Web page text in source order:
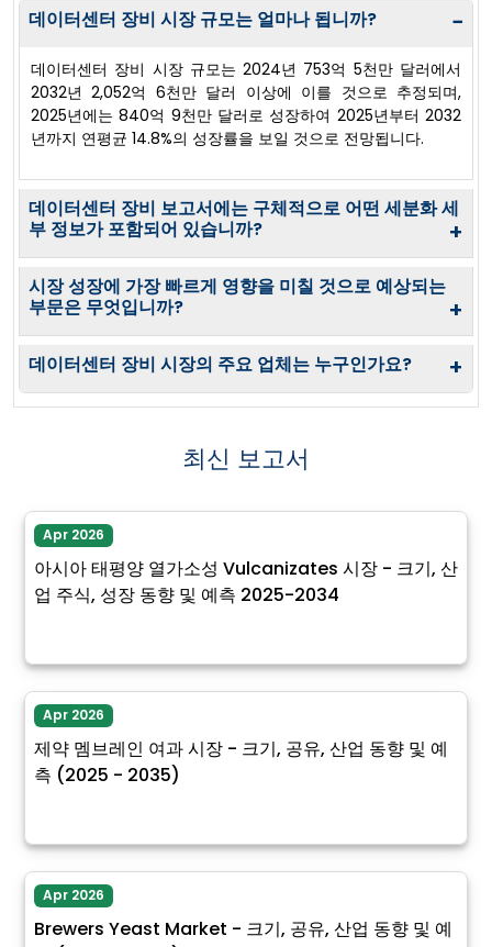
데이터센터 장비 시장 규모는 얼마나 됩니까? −
데이터센터 장비 시장 규모는 2024년 753억 5천만 달러에서
2032년 2,052억 6천만 달러 이상에 이를 것으로 추정되며,
2025년에는 840억 9천만 달러로 성장하여 2025년부터 2032
년까지 연평균 14.8%의 성장률을 보일 것으로 전망됩니다.
데이터센터 장비 보고서에는 구체적으로 어떤 세분화 세
부 정보가 포함되어 있습니까?
+
시장 성장에 가장 빠르게 영향을 미칠 것으로 예상되는
부문은 무엇입니까?
+
데이터센터 장비 시장의 주요 업체는 누구인가요? +
최신 보고서
Apr 2026
아시아 태평양 열가소성 Vulcanizates 시장 - 크기, 산
업 주식, 성장 동향 및 예측 2025-2034
Apr 2026
제약 멤브레인 여과 시장 - 크기, 공유, 산업 동향 및 예
측 (2025 - 2035)
Apr 2026
Brewers Yeast Market - 크기, 공유, 산업 동향 및 예